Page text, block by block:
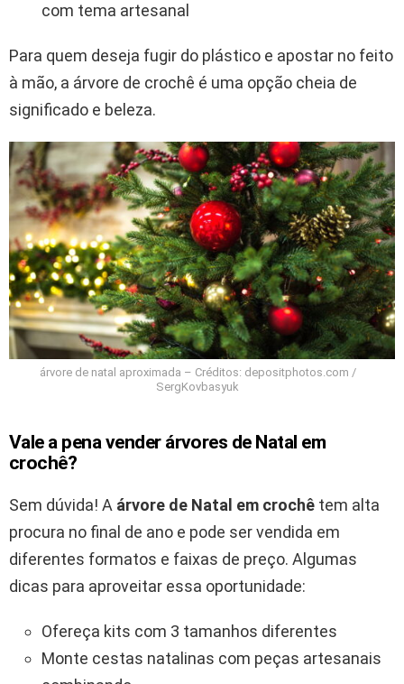
com tema artesanal
Para quem deseja fugir do plástico e apostar no feito
à mão, a árvore de crochê é uma opção cheia de
significado e beleza.
árvore de natal aproximada – Créditos: depositphotos.com /
SergKovbasyuk
Vale a pena vender árvores de Natal em
crochê?
Sem dúvida! A árvore de Natal em crochê tem alta
procura no final de ano e pode ser vendida em
diferentes formatos e faixas de preço. Algumas
dicas para aproveitar essa oportunidade:
Ofereça kits com 3 tamanhos diferentes
Monte cestas natalinas com peças artesanais